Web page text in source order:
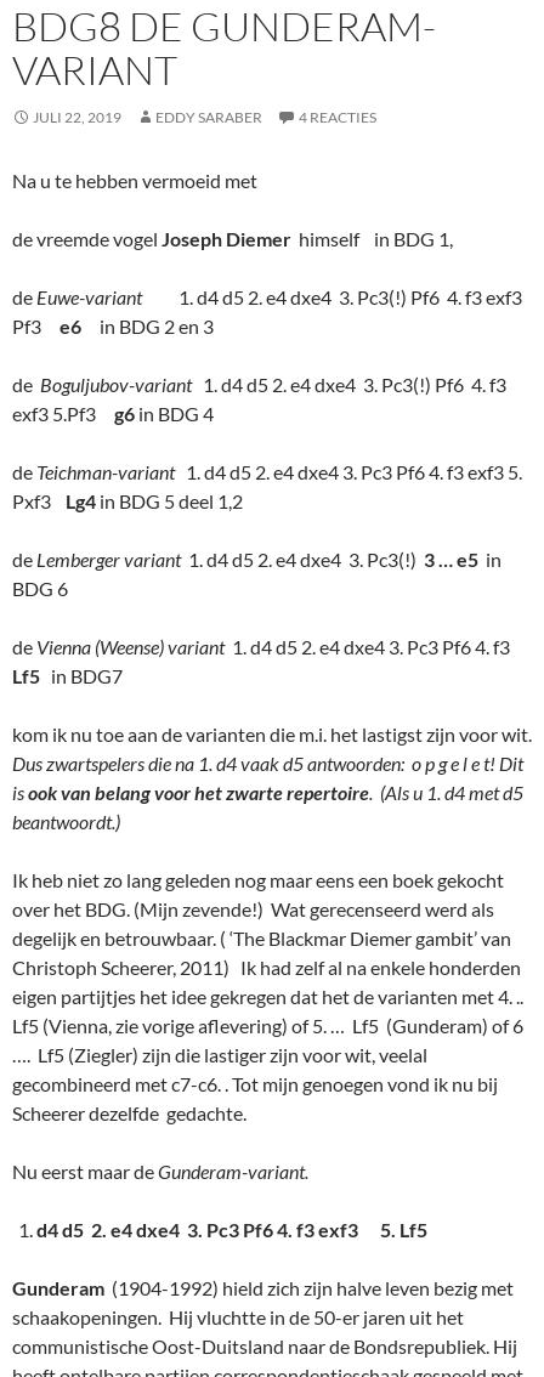
BDG8 DE GUNDERAM-
VARIANT
JULI 22, 2019 EDDY SARABER 4 REACTIES
Na u te hebben vermoeid met
de vreemde vogel Joseph Diemer himself in BDG 1,
de Euwe-variant1. d4 d5 2. e4 dxe4 3. Pc3(!) Pf6 4. f3 exf3
Pf3 e6 in BDG 2 en 3
de Boguljubov-variant1. d4 d5 2. e4 dxe4 3. Pc3(!) Pf6 4. f3
exf3 5.Pf3 g6 in BDG 4
de Teichman-variant 1. d4 d5 2. e4 dxe4 3. Pc3 Pf6 4. f3 exf3 5.
Pxf3 Lg4 in BDG 5 deel 1,2
de Lemberger variant1. d4 d5 2. e4 dxe4 3. Pc3(!) 3 … e5 in
BDG 6
de Vienna (Weense) variant1. d4 d5 2. e4 dxe4 3. Pc3 Pf6 4. f3
Lf5 in BDG7
kom ik nu toe aan de varianten die m.i. het lastigst zijn voor wit.
Dus zwartspelers die na 1. d4 vaak d5 antwoorden: o p g e l e t! Dit
isook van belang voor het zwarte repertoire. (Als u 1. d4 met d5
beantwoordt.)
Ik heb niet zo lang geleden nog maar eens een boek gekocht
over het BDG. (Mijn zevende!) Wat gerecenseerd werd als
degelijk en betrouwbaar. ( ‘The Blackmar Diemer gambit’ van
Christoph Scheerer, 2011) Ik had zelf al na enkele honderden
eigen partijtjes het idee gekregen dat het de varianten met 4. ..
Lf5 (Vienna, zie vorige aflevering) of 5. … Lf5 (Gunderam) of 6
…. Lf5 (Ziegler) zijn die lastiger zijn voor wit, veelal
gecombineerd met c7-c6. . Tot mijn genoegen vond ik nu bij
Scheerer dezelfde gedachte.
Nu eerst maar deGunderam-variant.
d4 d5 2. e4 dxe4 3. Pc3 Pf6 4. f3 exf3 5. Lf5
Gunderam (1904-1992) hield zich zijn halve leven bezig met
schaakopeningen. Hij vluchtte in de 50-er jaren uit het
communistische Oost-Duitsland naar de Bondsrepubliek. Hij